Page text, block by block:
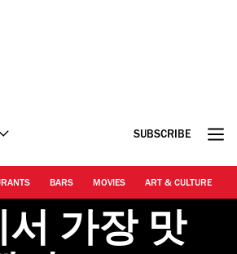
SUBSCRIBE
BARS MOVIES ART & CULTURE
서 가장 맛